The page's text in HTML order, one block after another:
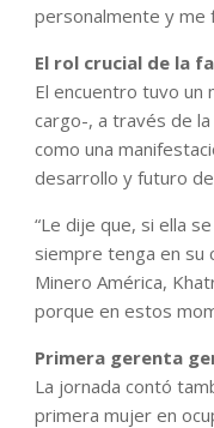
personalmente y me
El rol crucial de la
El encuentro tuvo un
cargo-, a través de
como una
desarrollo y futuro de
“Le dije que, si ella
siempre tenga en su
Minero América,
porque en estos
Primera gerenta
La jornada contó
primera mujer en